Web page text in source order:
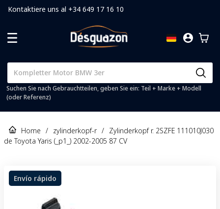
Kontaktiere uns al +34 649 17 16 10
Suchen Sie nach Gebrauchtteilen, geben Sie ein: Teil + Marke + Modell
(oder Referenz)
Home / zylinderkopf-r / Zylinderkopf r. 2SZFE 111010J030
de Toyota Yaris (_p1_) 2002-2005 87 CV
Envío rápido